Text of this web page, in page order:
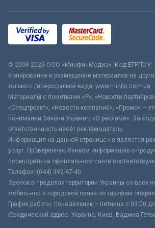
© 2008-2026 ООО «МинфинМедиа». Код ЕГРПОУ:
Копирование и размещение материалов на
только с гиперссылкой вида: www.minfin.com.ua
Материалы с пометками «Р», «Новости
«Спецпроект», «Новости компаний», «Промо» –
понимании Закона Украины «О рекламе». За
ответственность несёт рекламодатель.
Информация на данной странице не является
услуг. Проверенную банком информацию о
посмотреть на официальном сайте
Телефон: (044) 392-47-40
Звонок в пределах территории Украины со всех
мобильной и городской связи по тарифам
График работы: понедельник – пятница с 09:00
Юридический адрес: Украина, Киев, Вадима